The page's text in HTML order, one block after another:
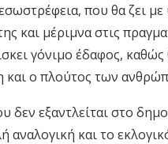
που θα ζει με
και μέριμνα στις
γόνιμο έδαφος, καθώς
και ο πλούτος των
εξαντλείται στο
αναλογική και το